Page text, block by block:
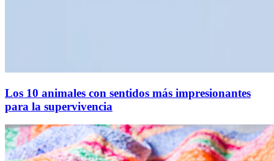
Los 10 animales con sentidos más impresionantes
para la supervivencia